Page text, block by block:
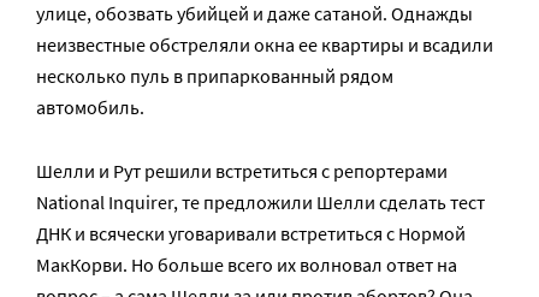
улице, обозвать убийцей и даже сатаной. Однажды
неизвестные обстреляли окна ее квартиры и всадили
несколько пуль в припаркованный рядом
автомобиль.
Шелли и Рут решили встретиться с репортерами
National Inquirer, те предложили Шелли сделать тест
ДНК и всячески уговаривали встретиться с Нормой
МакКорви. Но больше всего их волновал ответ на